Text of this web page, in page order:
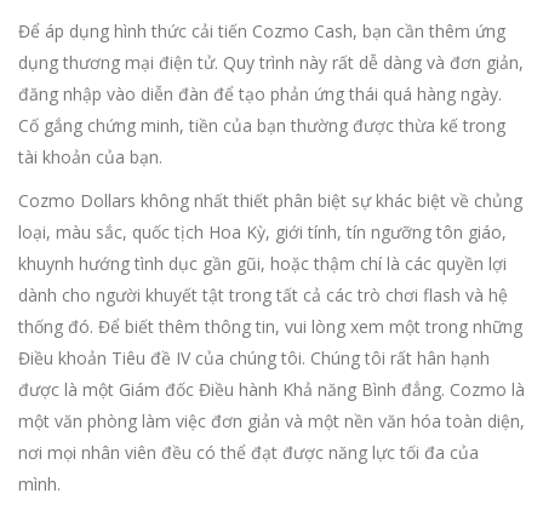
Để áp dụng hình thức cải tiến Cozmo Cash, bạn cần thêm ứng
dụng thương mại điện tử. Quy trình này rất dễ dàng và đơn giản,
đăng nhập vào diễn đàn để tạo phản ứng thái quá hàng ngày.
Cố gắng chứng minh, tiền của bạn thường được thừa kế trong
tài khoản của bạn.
Cozmo Dollars không nhất thiết phân biệt sự khác biệt về chủng
loại, màu sắc, quốc tịch Hoa Kỳ, giới tính, tín ngưỡng tôn giáo,
khuynh hướng tình dục gần gũi, hoặc thậm chí là các quyền lợi
dành cho người khuyết tật trong tất cả các trò chơi flash và hệ
thống đó. Để biết thêm thông tin, vui lòng xem một trong những
Điều khoản Tiêu đề IV của chúng tôi. Chúng tôi rất hân hạnh
được là một Giám đốc Điều hành Khả năng Bình đẳng. Cozmo là
một văn phòng làm việc đơn giản và một nền văn hóa toàn diện,
nơi mọi nhân viên đều có thể đạt được năng lực tối đa của
mình.